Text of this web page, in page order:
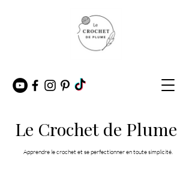
Le Crochet de Plume
Apprendre le crochet et se perfectionner en toute simplicité.